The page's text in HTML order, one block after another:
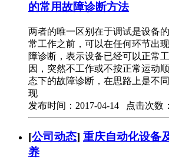
的常用故障诊断方法
两者的唯一区别在于调试是设备
常工作之前，可以在任何环节出
障诊断，表示设备已经可以正常
因，突然不工作或不按正常运动
态下的故障诊断，在思路上是不
现
发布时间：2017-04-14 点击次数
[公司动态] 重庆自动化设备
养